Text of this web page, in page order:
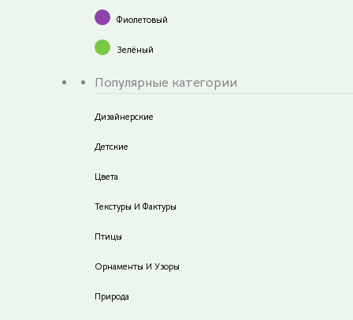
Фиолетовый
Зелёный
Популярные категории
Дизайнерские
Детские
Цвета
Текстуры И Фактуры
Птицы
Орнаменты И Узоры
Природа